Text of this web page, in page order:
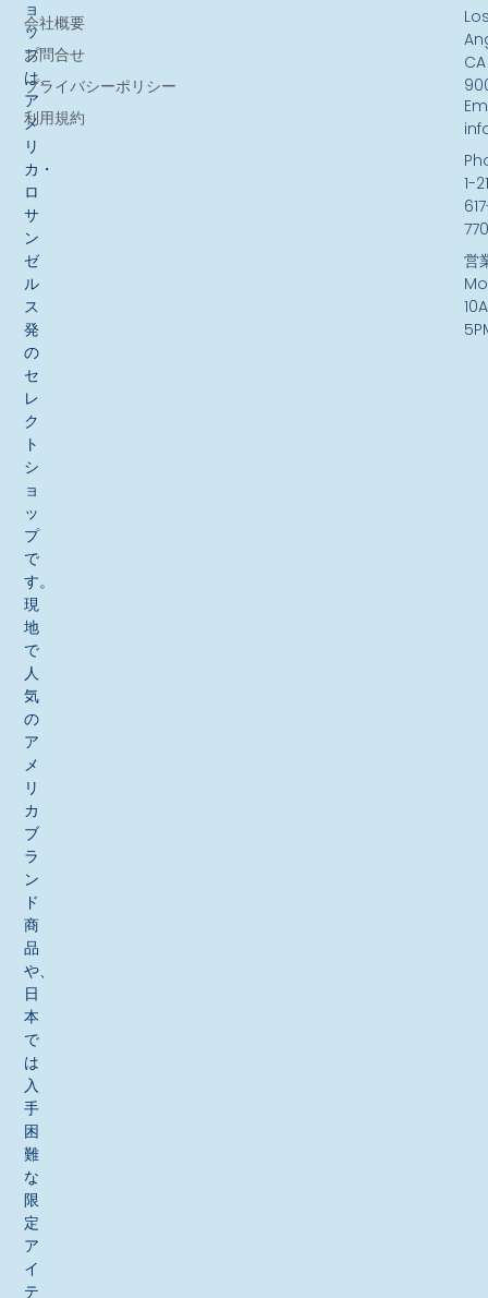
ョ
ッ
プ
は、
ア
メ
リ
カ・
ロ
サ
ン
ゼ
ル
ス
発
の
セ
レ
ク
ト
シ
ョ
ッ
プ
で
す。
現
地
で
人
気
の
ア
メ
リ
カ
ブ
ラ
ン
ド
商
品
や、
日
本
で
は
入
手
困
難
な
限
定
ア
イ
テ
会社概要
お問合せ
プライバシーポリシー
利用規約
CA
1-
営